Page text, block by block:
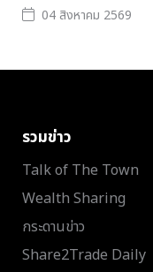
04 สิงหาคม 2569
รวมข่าว
Talk of The Town
Wealth Sharing
กระดานข่าว
Share2Trade Daily